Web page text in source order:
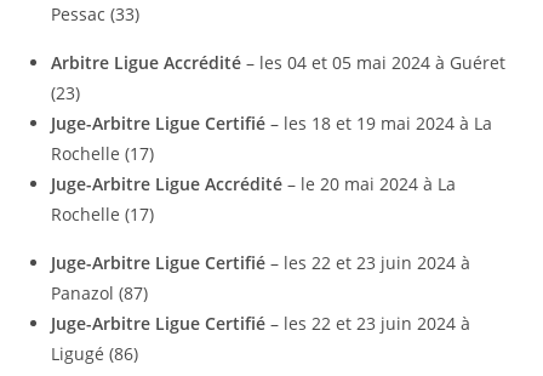
Pessac (33)
Arbitre Ligue Accrédité– les 04 et 05 mai 2024 à Guéret
(23)
Juge-Arbitre Ligue Certifié– les 18 et 19 mai 2024 à La
Rochelle (17)
Juge-Arbitre Ligue Accrédité– le 20 mai 2024 à La
Rochelle (17)
Juge-Arbitre Ligue Certifié– les 22 et 23 juin 2024 à
Panazol (87)
Juge-Arbitre Ligue Certifié– les 22 et 23 juin 2024 à
Ligugé (86)